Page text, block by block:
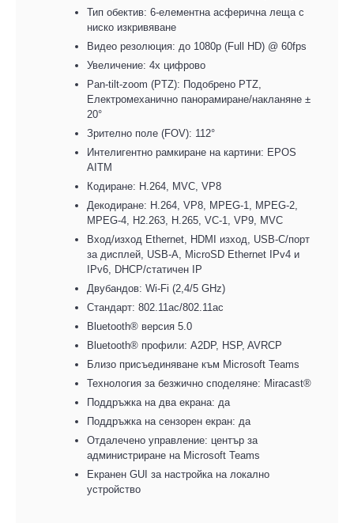
Тип обектив: 6-елементна асферична леща с
ниско изкривяване
Видео резолюция: до 1080p (Full HD) @ 60fps
Увеличение: 4x цифрово
Pan-tilt-zoom (PTZ): Подобрено PTZ,
Електромеханично панорамиране/накланяне ±
20°
Зрително поле (FOV): 112°
Интелигентно рамкиране на картини: EPOS
AITM
Кодиране: H.264, MVC, VP8
Декодиране: H.264, VP8, MPEG-1, MPEG-2,
MPEG-4, H2.263, H.265, VC-1, VP9, MVC
Вход/изход Ethernet, HDMI изход, USB-C/порт
за дисплей, USB-A, MicroSD Ethernet IPv4 и
IPv6, DHCP/статичен IP
Двубандов: Wi-Fi (2,4/5 GHz)
Стандарт: 802.11ac/802.11ac
Bluetooth® версия 5.0
Bluetooth® профили: A2DP, HSP, AVRCP
Близо присъединяване към Microsoft Teams
Технология за безжично споделяне: Miracast®
Поддръжка на два екрана: да
Поддръжка на сензорен екран: да
Отдалечено управление: център за
администриране на Microsoft Teams
Екранен GUI за настройка на локално
устройство